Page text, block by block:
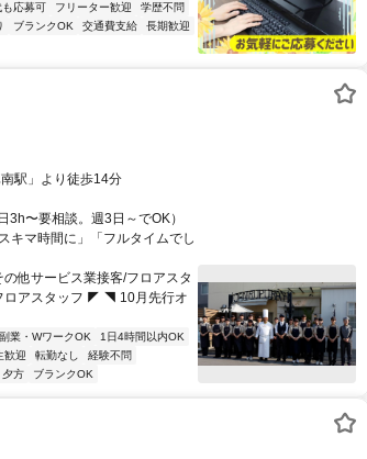
応募可 フリーター歓迎
学歴不問
ブランクOK 交通費支給
長期歓迎
駅」より徒歩14分
〜要相談。週3日～でOK）
キマ時間に」「フルタイムでし
他サービス業接客/フロアスタ
ロアスタッフ ◤ ◥ 10月先行オ
副業・WワークOK
1日4時間以内OK
歓迎 転勤なし
経験不問
夕方 ブランクOK